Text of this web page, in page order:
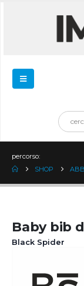
percorso:
SHOP
Baby bib
Black Spider